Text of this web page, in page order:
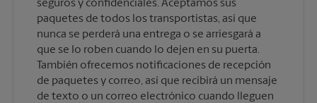
seguros y confidenciales. Aceptamos sus
paquetes de todos los transportistas, así que
nunca se perderá una entrega o se arriesgará a
que se lo roben cuando lo dejen en su puerta.
También ofrecemos notificaciones de recepción
de paquetes y correo, así que recibirá un mensaje
de texto o un correo electrónico cuando lleguen